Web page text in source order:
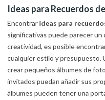
Ideas para Recuerdos
Encontrar ideas para
significativas puede parecer un
creatividad, es posible
cualquier estilo y presupuesto.
crear pequeños álbumes de
invitados puedan añadir sus
álbumes pueden tener una